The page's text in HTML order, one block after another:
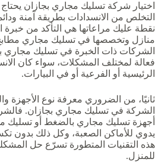
اختيار شركة تسليك مجاري بجازان
التخلص من الانسدادات بطريقة آمنة
نقطة عليك مراعاتها هي التأكد من
منازل وتخصصها في تسليك مجاري
الشركات ذات الخبرة في تسليك مجاري
فعالة لمختلف المشكلات، سواء كان
الرئيسية أو الفرعية أو في البيارات.
ثانيًا، من الضروري معرفة نوع الأجهزة
الشركة في تسليك مجاري بجازان.
أجهزة تسليك مجاري بالضغط أو تسليك
يدوي للأماكن الصعبة، وكل ذلك بدون
هذه التقنيات المتطورة تسرّع حل
للمنزل.